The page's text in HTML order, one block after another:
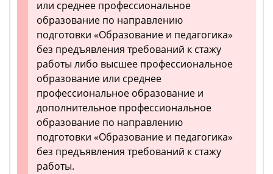
или среднее профессиональное
образование по направлению
подготовки «Образование и педагогика»
без предъявления требований к стажу
работы либо высшее профессиональное
образование или среднее
профессиональное образование и
дополнительное профессиональное
образование по направлению
подготовки «Образование и педагогика»
без предъявления требований к стажу
работы.